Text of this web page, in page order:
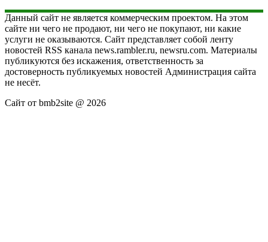
Данный сайт не является коммерческим проектом. На этом
сайте ни чего не продают, ни чего не покупают, ни какие
услуги не оказываются. Сайт представляет собой ленту
новостей RSS канала news.rambler.ru, newsru.com. Материалы
публикуются без искажения, ответственность за
достоверность публикуемых новостей Администрация сайта
не несёт.
Сайт от bmb2site @ 2026